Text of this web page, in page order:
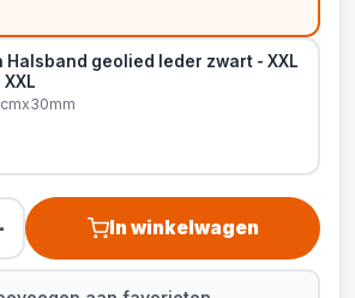
Halsband geolied leder zwart - XXL
In winkelwagen